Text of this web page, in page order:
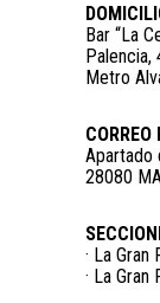
Bar “La
Palencia,
Metro
Apartado
28080
· La Gran
· La Gran